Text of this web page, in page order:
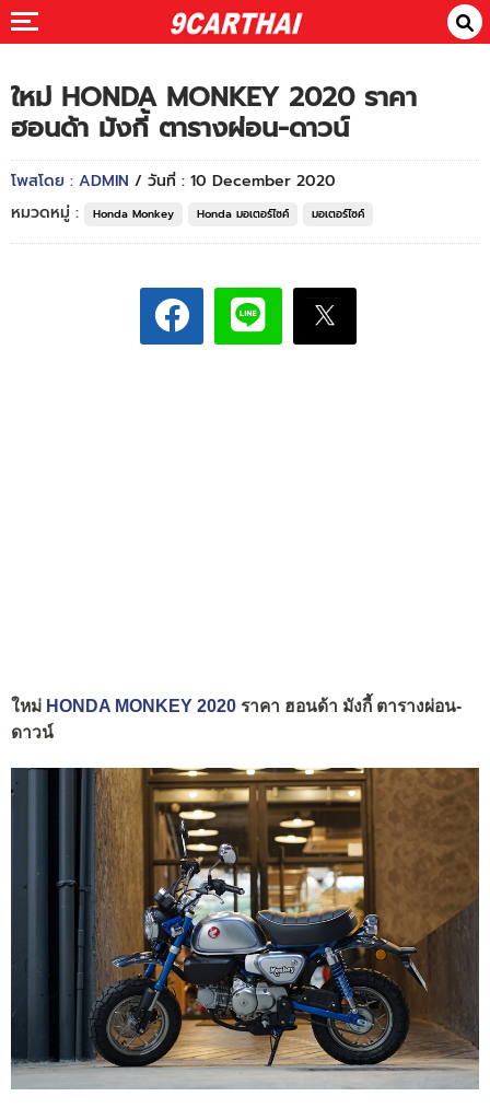
ใหม่ HONDA MONKEY 2020 ราคา
ฮอนด้า มังกี้ ตารางผ่อน-ดาวน์
โพสโดย : ADMIN / วันที่ : 10 December 2020
หมวดหมู่ :
Honda Monkey Honda มอเตอร์ไซค์ มอเตอร์ไซค์
ใหม่ HONDA MONKEY 2020 ราคา ฮอนด้า มังกี้ ตารางผ่อน-
ดาวน์